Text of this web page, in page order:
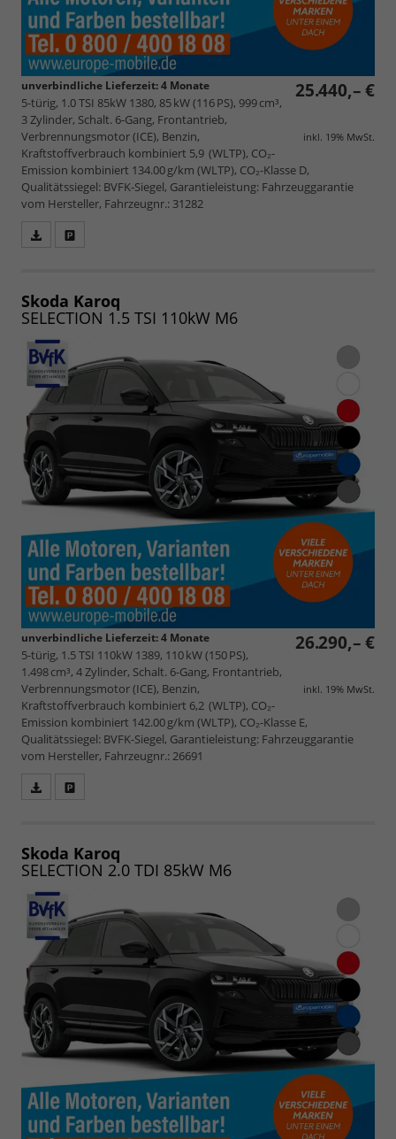
25.440,– €
inkl. 19% MwSt.
unverbindliche Lieferzeit:4 Monate
5-türig, 1.0 TSI 85kW 1380, 85 kW (116 PS), 999 cm³,
3 Zylinder, Schalt. 6-Gang, Frontantrieb,
Verbrennungsmotor (ICE), Benzin,
Kraftstoffverbrauch kombiniert 5,9 (WLTP), CO₂-
Emission kombiniert 134.00 g/km (WLTP), CO₂-Klasse D,
Qualitätssiegel: BVFK-Siegel, Garantieleistung: Fahrzeuggarantie
vom Hersteller, Fahrzeugnr.: 31282
speichern/drucken
Skoda Karoq
SELECTION 1.5 TSI 110kW M6
26.290,– €
inkl. 19% MwSt.
unverbindliche Lieferzeit:4 Monate
5-türig, 1.5 TSI 110kW 1389, 110 kW (150 PS),
1.498 cm³, 4 Zylinder, Schalt. 6-Gang, Frontantrieb,
Verbrennungsmotor (ICE), Benzin,
Kraftstoffverbrauch kombiniert 6,2 (WLTP), CO₂-
Emission kombiniert 142.00 g/km (WLTP), CO₂-Klasse E,
Qualitätssiegel: BVFK-Siegel, Garantieleistung: Fahrzeuggarantie
vom Hersteller, Fahrzeugnr.: 26691
speichern/drucken
Skoda Karoq
SELECTION 2.0 TDI 85kW M6